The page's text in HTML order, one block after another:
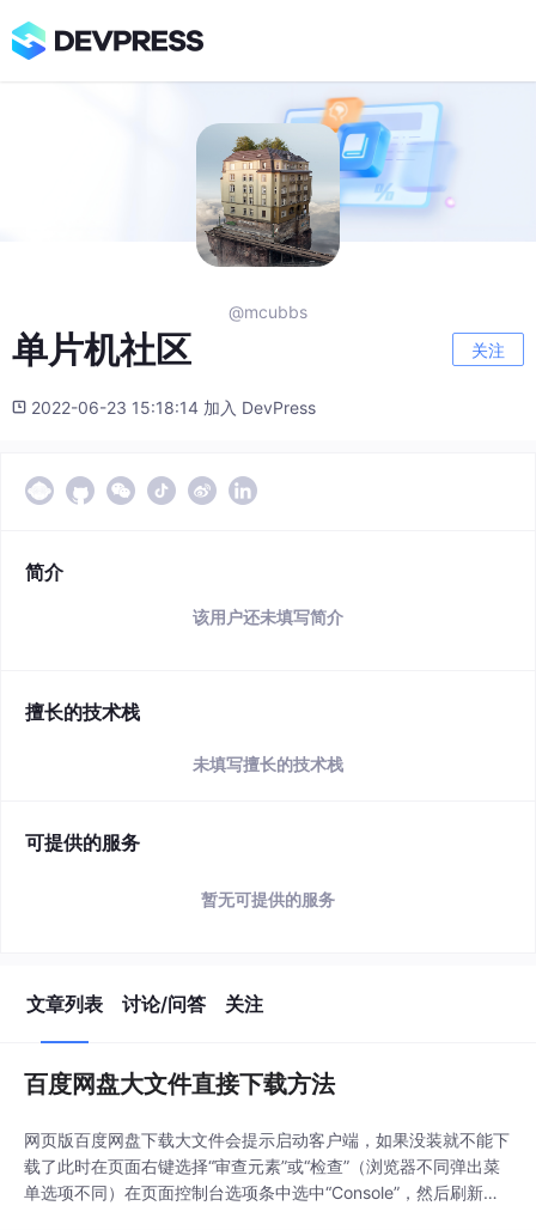
@mcubbs
单片机社区 关注
2022-06-23 15:18:14 加入 DevPress
简介
该用户还未填写简介
擅长的技术栈
未填写擅长的技术栈
可提供的服务
暂无可提供的服务
文章列表 讨论/问答 关注
百度网盘大文件直接下载方法
网页版百度网盘下载大文件会提示启动客户端，如果没装就不能下
载了此时在页面右键选择“审查元素”或“检查”（浏览器不同弹出菜
单选项不同）在页面控制台选项条中选中“Console”，然后刷新页